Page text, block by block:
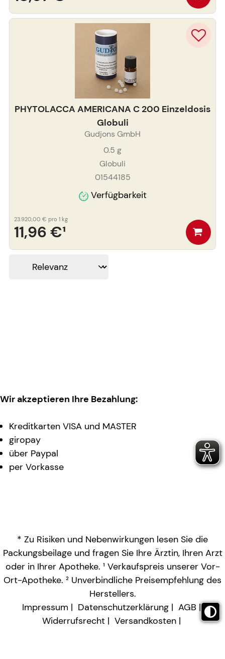
PHYTOLACCA AMERICANA C 200 Einzeldosis
Globuli
Gudjons GmbH
0.5 g
Globuli
01544185
Verfügbarkeit
11,96 €¹
23.920,00 € pro 1 kg
Wir akzeptieren Ihre Bezahlung:
Kreditkarten VISA und MASTER
giropay
über Paypal
per Vorkasse
* Zu Risiken und Nebenwirkungen lesen Sie die
Packungsbeilage und fragen Sie Ihre Ärztin, Ihren Arzt
oder in Ihrer Apotheke. ¹ Verkaufspreis unserer Vor-
Ort-Apotheke. ² Unverbindliche Preisempfehlung des
Herstellers.
Impressum
Datenschutzerklärung
AGB
Widerrufsrecht
Versandkosten